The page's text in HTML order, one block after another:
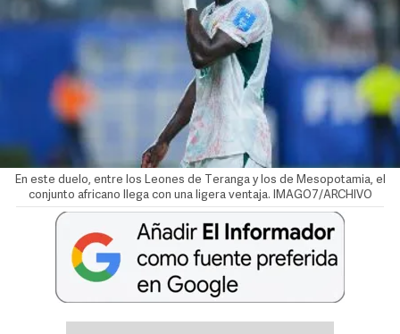
En este duelo, entre los Leones de Teranga y los de Mesopotamia, el
conjunto africano llega con una ligera ventaja. IMAGO7/ARCHIVO